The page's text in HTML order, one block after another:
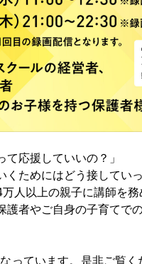
て応援していいの？」
くためにはどう接してい
人以上の親子に講師を
者やご自身の子育てで
っています。是非ご覧く